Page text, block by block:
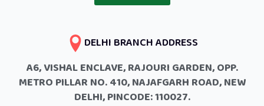
DELHI BRANCH ADDRESS
A6, VISHAL ENCLAVE, RAJOURI GARDEN, OPP.
METRO PILLAR NO. 410, NAJAFGARH ROAD, NEW
DELHI, PINCODE: 110027.